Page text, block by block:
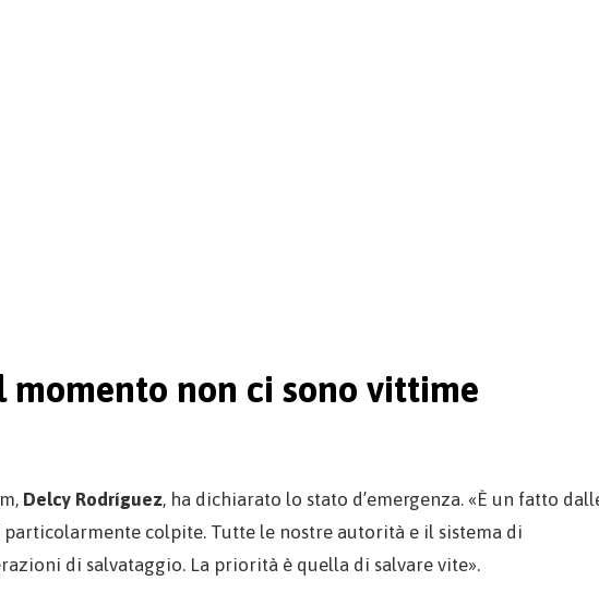
momento non ci sono vittime
Delcy Rodríguez, ha dichiarato lo stato d’emergenza. «È un fatto
colpite. Tutte le nostre autorità e il sistema di
di salvataggio. La priorità è quella di salvare vite».